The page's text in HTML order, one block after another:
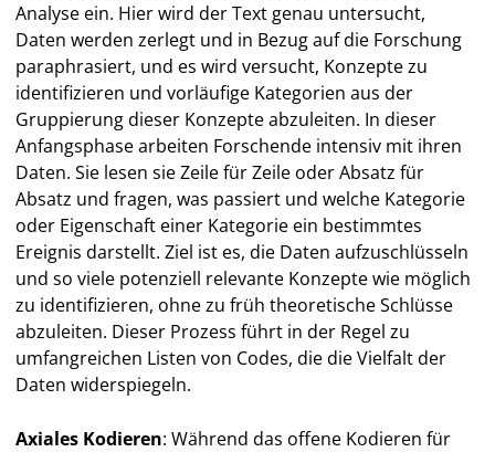
Analyse ein. Hier wird der Text genau untersucht,
Daten werden zerlegt und in Bezug auf die Forschung
paraphrasiert, und es wird versucht, Konzepte zu
identifizieren und vorläufige Kategorien aus der
Gruppierung dieser Konzepte abzuleiten. In dieser
Anfangsphase arbeiten Forschende intensiv mit ihren
Daten. Sie lesen sie Zeile für Zeile oder Absatz für
Absatz und fragen, was passiert und welche Kategorie
oder Eigenschaft einer Kategorie ein bestimmtes
Ereignis darstellt. Ziel ist es, die Daten aufzuschlüsseln
und so viele potenziell relevante Konzepte wie möglich
zu identifizieren, ohne zu früh theoretische Schlüsse
abzuleiten. Dieser Prozess führt in der Regel zu
umfangreichen Listen von Codes, die die Vielfalt der
Daten widerspiegeln.
Axiales Kodieren: Während das offene Kodieren für